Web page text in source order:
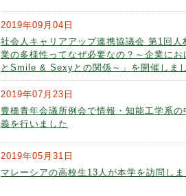
2019年09月04日
社会人キャリアアップ連携協議会 第1回人
業の多様性ってなぜ必要なの？～企業に
とSmile & Sexyとの関係～」を開催しま
2019年07月23日
豊橋青年会議所例会で情報・知能工学系
義を行いました
2019年05月31日
マレーシアの高校生13人が本学を訪問しま